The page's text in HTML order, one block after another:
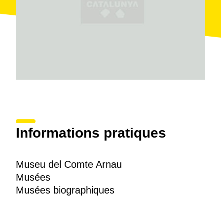
Informations pratiques
Museu del Comte Arnau
Musées
Musées biographiques